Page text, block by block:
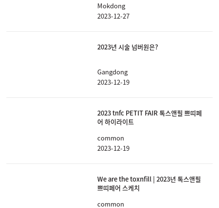
Mokdong
2023-12-27
2023년 시술 넘버원은?
Gangdong
2023-12-19
2023 tnfc PETIT FAIR 톡스앤필 쁘띠페
어 하이라이트
common
2023-12-19
We are the toxnfill | 2023년 톡스앤필
쁘띠페어 스케치
common